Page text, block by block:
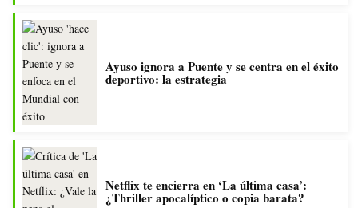
Ayuso ignora a Puente y se centra en el éxito
deportivo: la estrategia
Netflix te encierra en ‘La última casa’:
¿Thriller apocalíptico o copia barata?